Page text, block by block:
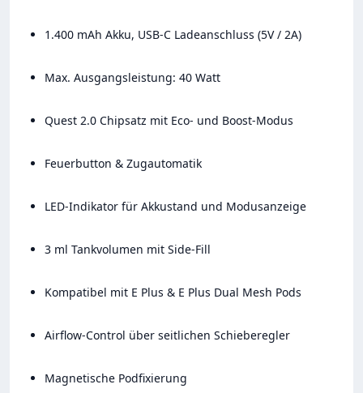
1.400 mAh Akku, USB-C Ladeanschluss (5V / 2A)
Max. Ausgangsleistung: 40 Watt
Quest 2.0 Chipsatz mit Eco- und Boost-Modus
Feuerbutton & Zugautomatik
LED-Indikator für Akkustand und Modusanzeige
3 ml Tankvolumen mit Side-Fill
Kompatibel mit E Plus & E Plus Dual Mesh Pods
Airflow-Control über seitlichen Schieberegler
Magnetische Podfixierung